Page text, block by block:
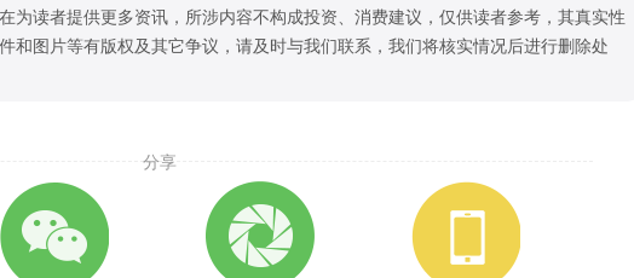
为读者提供更多资讯，所涉内容不构成投资、消费建议，仅供读者参考，其真实性
和图片等有版权及其它争议，请及时与我们联系，我们将核实情况后进行删除处
分享